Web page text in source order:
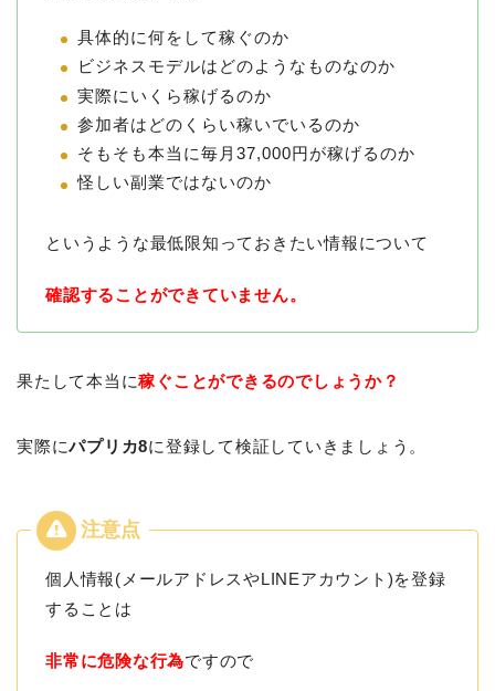
具体的に何をして稼ぐのか
ビジネスモデルはどのようなものなのか
実際にいくら稼げるのか
参加者はどのくらい稼いでいるのか
そもそも本当に毎月37,000円が稼げるのか
怪しい副業ではないのか
というような最低限知っておきたい情報について
確認することができていません。
果たして本当に稼ぐことができるのでしょうか？
実際にパプリカ8に登録して検証していきましょう。
個人情報(メールアドレスやLINEアカウント)を登録
することは
非常に危険な行為ですので